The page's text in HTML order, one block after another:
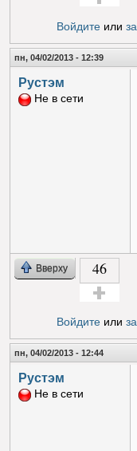
Войдитеили
пн, 04/02/2013 - 12:39
Рустэм
Не в сети
Вверху 46
Войдитеили
пн, 04/02/2013 - 12:44
Рустэм
Не в сети